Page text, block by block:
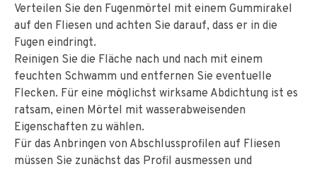
Verteilen Sie den Fugenmörtel mit einem Gummirakel
auf den Fliesen und achten Sie darauf, dass er in die
Fugen eindringt.
Reinigen Sie die Fläche nach und nach mit einem
feuchten Schwamm und entfernen Sie eventuelle
Flecken. Für eine möglichst wirksame Abdichtung ist es
ratsam, einen Mörtel mit wasserabweisenden
Eigenschaften zu wählen.
Für das Anbringen von Abschlussprofilen auf Fliesen
müssen Sie zunächst das Profil ausmessen und